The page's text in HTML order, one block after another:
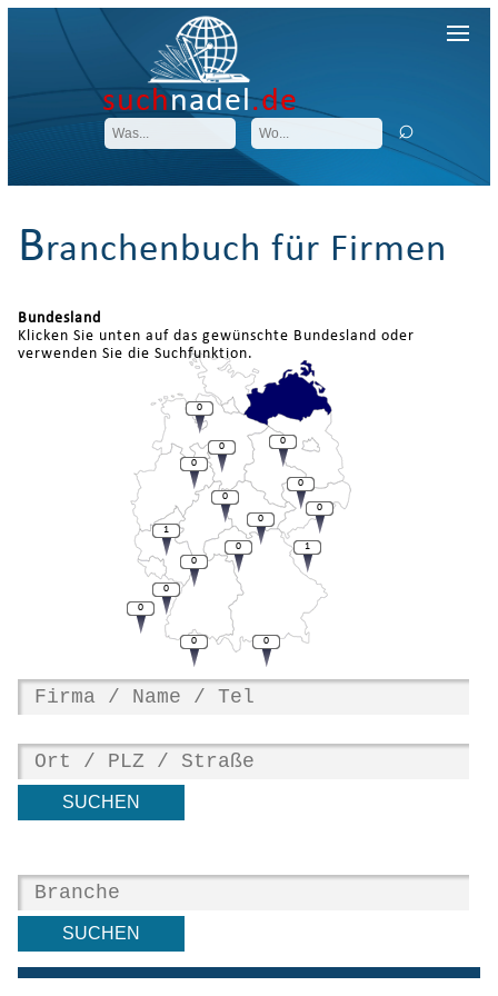
suchnadel.de
Branchenbuch für Firmen
Bundesland
Klicken Sie unten auf das gewünschte Bundesland oder
verwenden Sie die Suchfunktion.
1
0
1
0
0
0
0
0
0
0
0
0
0
0
0
0